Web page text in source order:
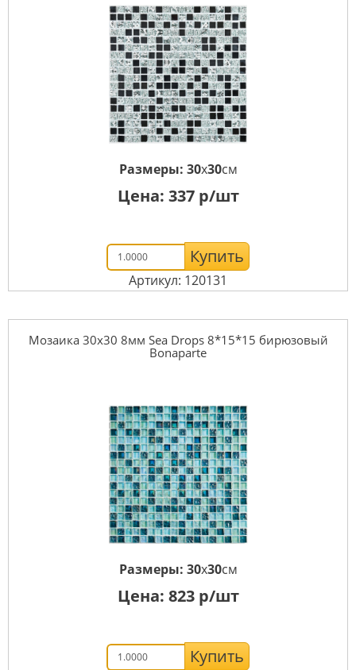
Размеры: 30x30см
Цена: 337р/шт
Купить
Артикул: 120131
Мозаика 30x30 8мм Sea Drops 8*15*15 бирюзовый
Bonaparte
Размеры: 30x30см
Цена: 823р/шт
Купить